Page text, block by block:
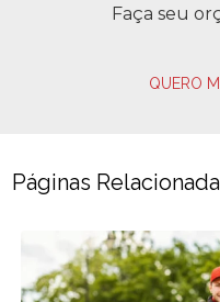
Faça seu
QUERO
Páginas